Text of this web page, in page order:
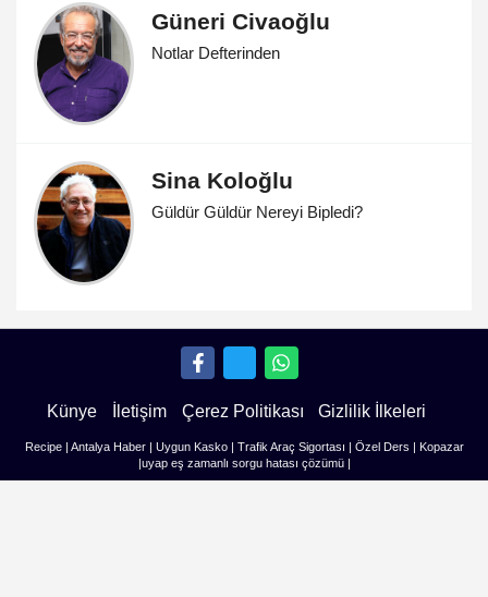
Güneri Civaoğlu
Notlar Defterinden
Sina Koloğlu
Güldür Güldür Nereyi Bipledi?
Künye İletişim Çerez Politikası Gizlilik İlkeleri
Recipe| Antalya Haber| Uygun Kasko| Trafik Araç Sigortası | Özel Ders | Kopazar
|uyap eş zamanlı sorgu hatası çözümü|